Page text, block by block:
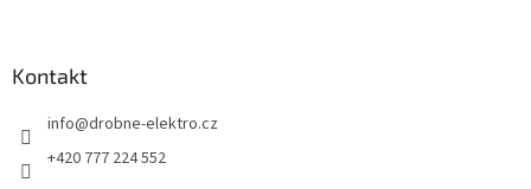
Kontakt
info@drobne-elektro.cz
+420 777 224 552